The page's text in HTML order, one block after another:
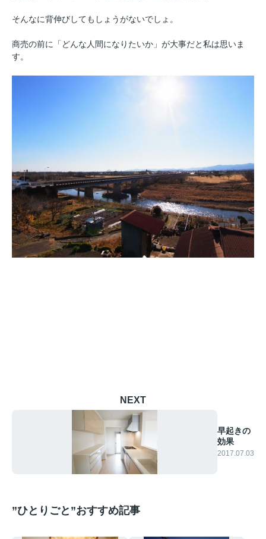
そんなに背伸びしてもしょうがないでしょ。
商売の前に「どんな人間になりたいか」が大事だと私は思いま
す。
NEXT
早起きの
効果
2017.07.03
”ひとりごと”おすすめ記事